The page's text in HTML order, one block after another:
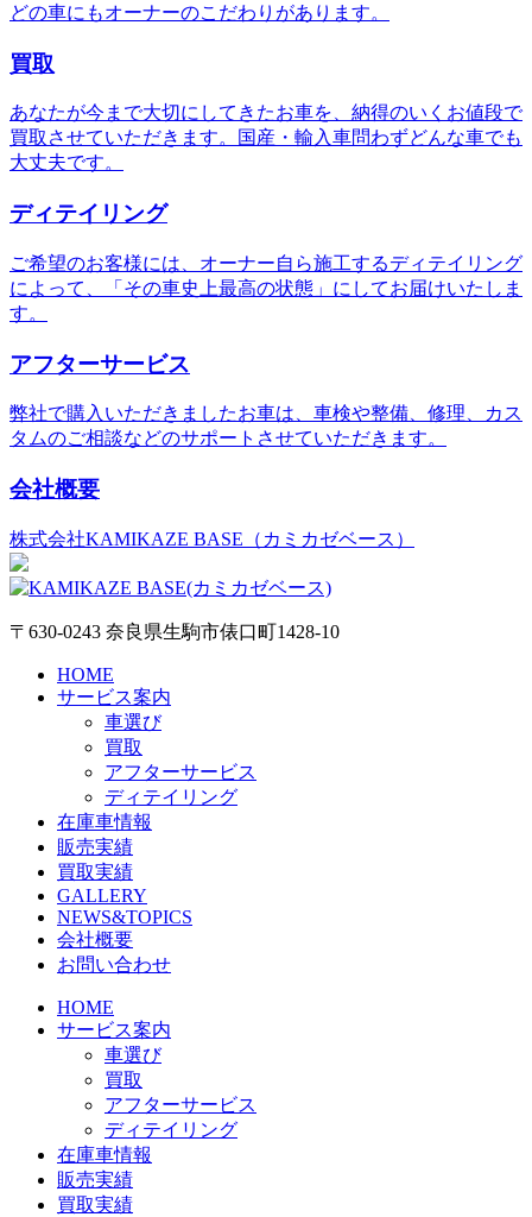
どの車にもオーナーのこだわりがあります。
買取
あなたが今まで大切にしてきたお車を、納得のいくお値段で
買取させていただきます。国産・輸入車問わずどんな車でも
大丈夫です。
ディテイリング
ご希望のお客様には、オーナー自ら施工するディテイリング
によって、「その車史上最高の状態」にしてお届けいたしま
す。
アフターサービス
弊社で購入いただきましたお車は、車検や整備、修理、カス
タムのご相談などのサポートさせていただきます。
会社概要
株式会社KAMIKAZE BASE（カミカゼベース）
〒630-0243 奈良県生駒市俵口町1428-10
HOME
サービス案内
車選び
買取
アフターサービス
ディテイリング
在庫車情報
販売実績
買取実績
GALLERY
NEWS&TOPICS
会社概要
お問い合わせ
HOME
サービス案内
車選び
買取
アフターサービス
ディテイリング
在庫車情報
販売実績
買取実績